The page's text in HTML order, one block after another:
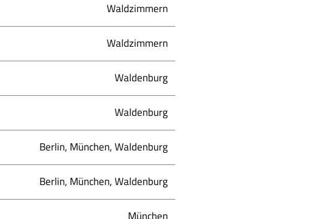
Waldzimmern
Waldzimmern
Waldenburg
Waldenburg
Berlin, München, Waldenburg
Berlin, München, Waldenburg